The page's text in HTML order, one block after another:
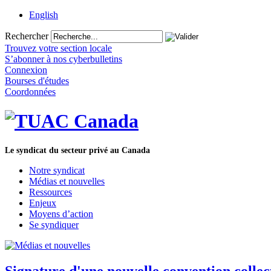
English
Rechercher
Trouvez votre section locale
S’abonner à nos cyberbulletins
Connexion
Bourses d'études
Coordonnées
Le syndicat du secteur privé au Canada
Notre syndicat
Médias et nouvelles
Ressources
Enjeux
Moyens d’action
Se syndiquer